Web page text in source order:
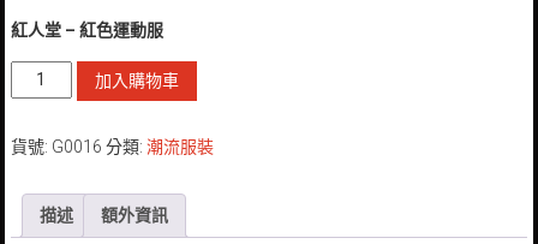
紅人堂 – 紅色運動服
人
-
色
加入購物車
貨號: G0016 分類: 潮流服裝
描述 額外資訊